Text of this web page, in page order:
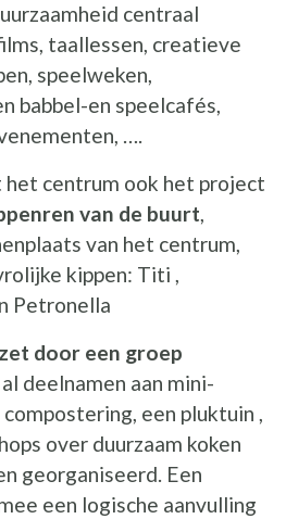
centraal
taallessen, creatieve
speelweken,
babbel-en speelcafés,
….
het centrum ook het project
van de buurt,
van het centrum,
kippen: Titi ,
Petronella
door een groep
deelnamen aan mini-
een pluktuin ,
over duurzaam koken
georganiseerd. Een
een logische aanvulling